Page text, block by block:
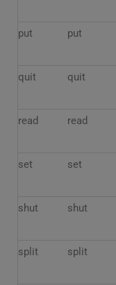
put put
quit quit
read read
set set
shut shut
split split